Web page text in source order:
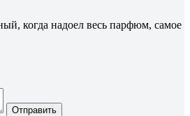
когда надоел весь парфюм, самое
Отправить